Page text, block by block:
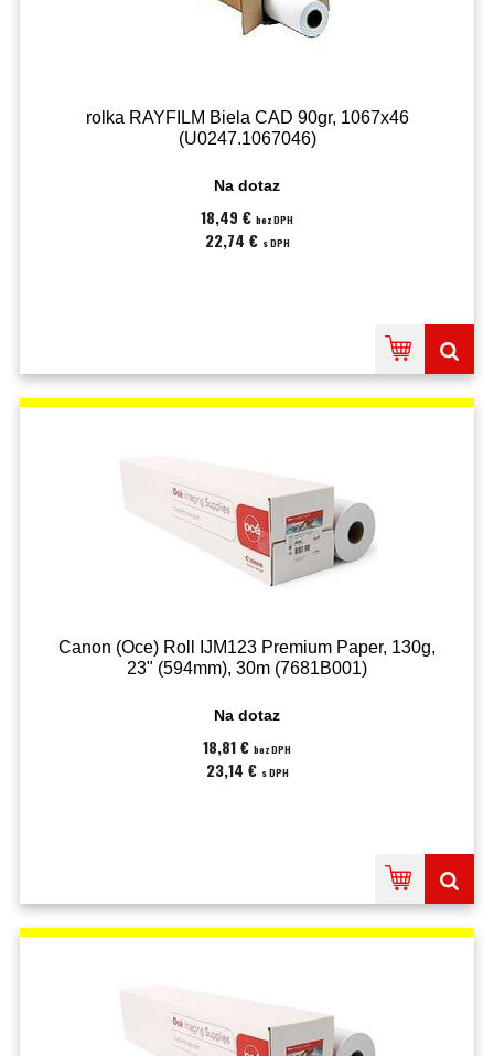
rolka RAYFILM Biela CAD 90gr, 1067x46
(U0247.1067046)
Na dotaz
18,49 € bez DPH
22,74 € s DPH
Canon (Oce) Roll IJM123 Premium Paper, 130g,
23" (594mm), 30m (7681B001)
Na dotaz
18,81 € bez DPH
23,14 € s DPH